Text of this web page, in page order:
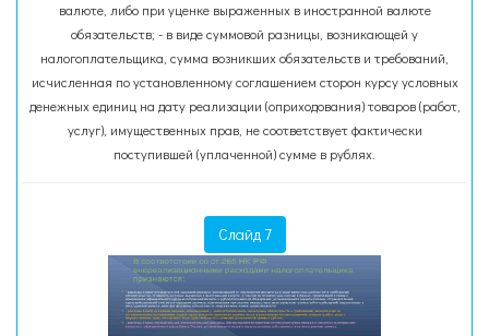
валюте, либо при уценке выраженных в иностранной валюте
обязательств; - в виде суммовой разницы, возникающей у
налогоплательщика, сумма возникших обязательств и требований,
исчисленная по установленному соглашением сторон курсу условных
денежных единиц на дату реализации (оприходования) товаров (работ,
услуг), имущественных прав, не соответствует фактически
поступившей (уплаченной) сумме в рублях.
Слайд 7